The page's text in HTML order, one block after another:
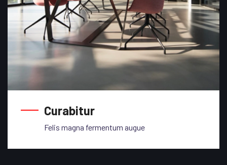
Curabitur
Felis magna fermentum augue